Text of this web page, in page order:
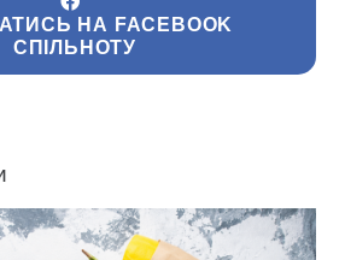
НА FACEBOOK
СПІЛЬНОТУ